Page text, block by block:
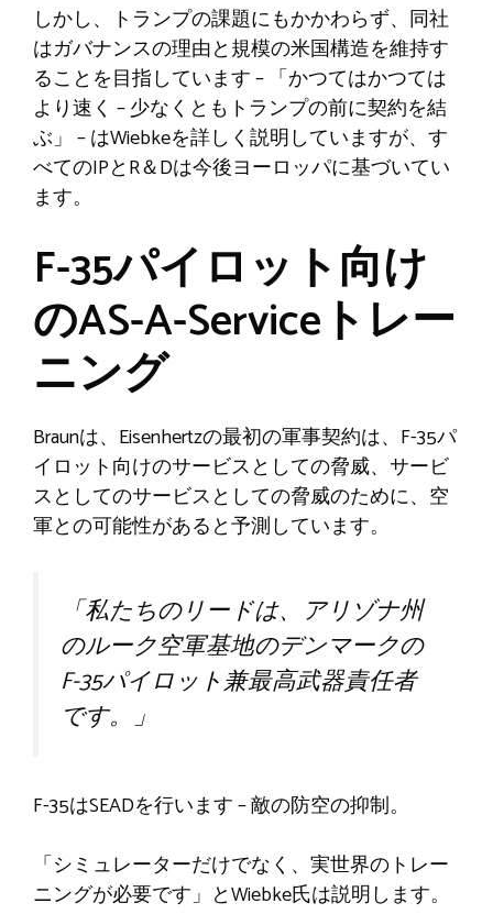
しかし、トランプの課題にもかかわらず、同社
はガバナンスの理由と規模の米国構造を維持す
ることを目指しています – 「かつてはかつては
より速く – 少なくともトランプの前に契約を結
ぶ」 – はWiebkeを詳しく説明していますが、す
べてのIPとR＆Dは今後ヨーロッパに基づいてい
ます。
F-35パイロット向け
のAS-A-Serviceトレー
ニング
Braunは、Eisenhertzの最初の軍事契約は、F-35パ
イロット向けのサービスとしての脅威、サービ
スとしてのサービスとしての脅威のために、空
軍との可能性があると予測しています。
「私たちのリードは、アリゾナ州
のルーク空軍基地のデンマークの
F-35パイロット兼最高武器責任者
です。」
F-35はSEADを行います – 敵の防空の抑制。
「シミュレーターだけでなく、実世界のトレー
ニングが必要です」とWiebke氏は説明します。